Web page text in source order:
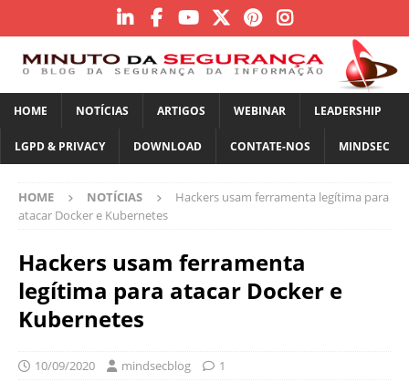
HOME NOTÍCIAS ARTIGOS WEBINAR LEADERSHIP
LGPD & PRIVACY DOWNLOAD CONTATE-NOS MINDSEC
HOME NOTÍCIAS
Hackers usam ferramenta legítima para
atacar Docker e Kubernetes
Hackers usam ferramenta
legítima para atacar Docker e
Kubernetes
10/09/2020 mindsecblog 1